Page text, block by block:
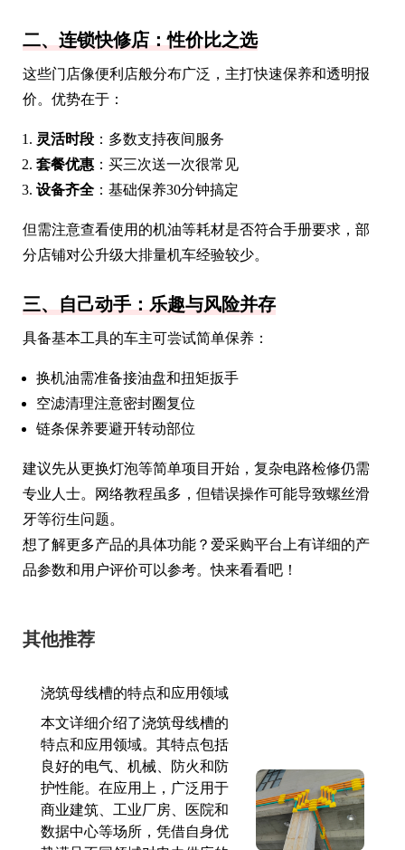
二、连锁快修店：性价比之选
这些门店像便利店般分布广泛，主打快速保养和透明报
价。优势在于：
灵活时段 ：多数支持夜间服务
套餐优惠 ：买三次送一次很常见
设备齐全 ：基础保养30分钟搞定
但需注意查看使用的机油等耗材是否符合手册要求，部
分店铺对公升级大排量机车经验较少。
三、自己动手：乐趣与风险并存
具备基本工具的车主可尝试简单保养：
换机油需准备接油盘和扭矩扳手
空滤清理注意密封圈复位
链条保养要避开转动部位
建议先从更换灯泡等简单项目开始，复杂电路检修仍需
专业人士。网络教程虽多，但错误操作可能导致螺丝滑
牙等衍生问题。
想了解更多产品的具体功能？爱采购平台上有详细的产
品参数和用户评价可以参考。快来看看吧！
其他推荐
浇筑母线槽的特点和应用领域
本文详细介绍了浇筑母线槽的
特点和应用领域。其特点包括
良好的电气、机械、防火和防
护性能。在应用上，广泛用于
商业建筑、工业厂房、医院和
数据中心等场所，凭借自身优